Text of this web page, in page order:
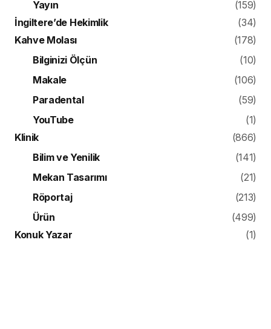
Yayın
(159)
İngiltere’de Hekimlik
(34)
Kahve Molası
(178)
Bilginizi Ölçün
(10)
Makale
(106)
Paradental
(59)
YouTube
(1)
Klinik
(866)
Bilim ve Yenilik
(141)
Mekan Tasarımı
(21)
Röportaj
(213)
Ürün
(499)
Konuk Yazar
(1)